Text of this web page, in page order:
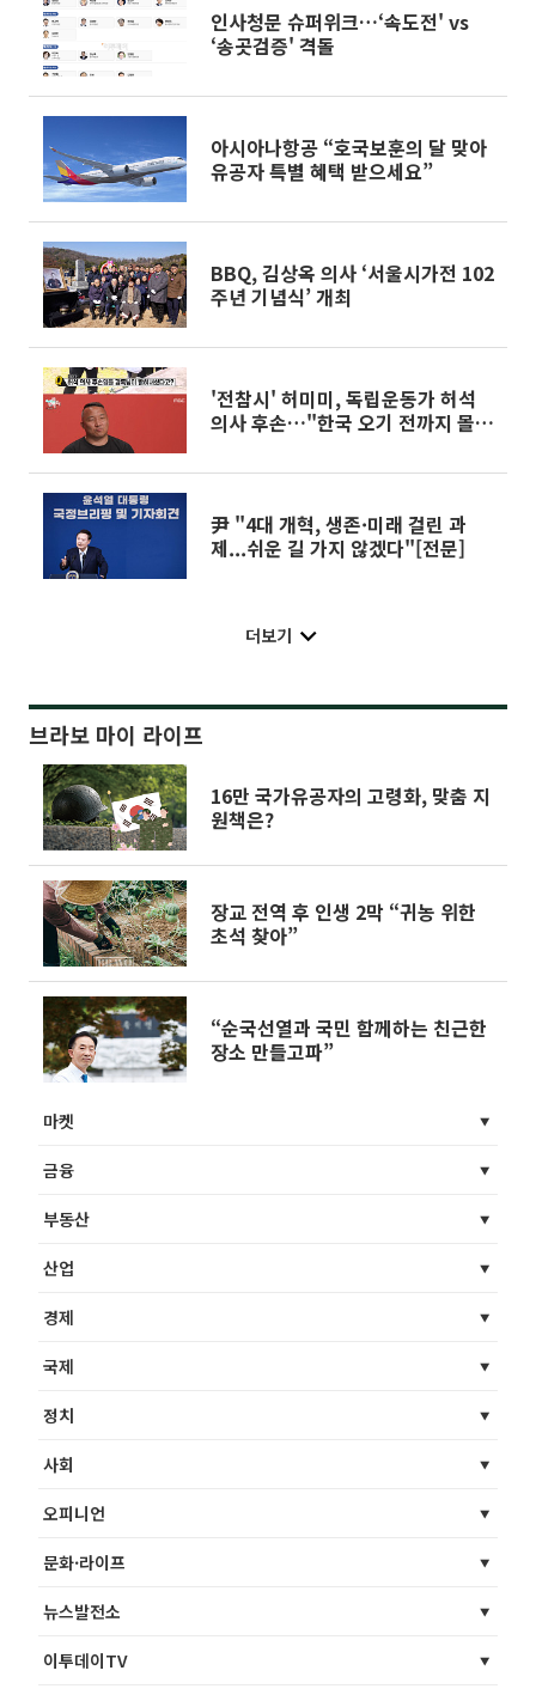
인사청문 슈퍼위크…‘속도전' vs
‘송곳검증' 격돌
아시아나항공 “호국보훈의 달 맞아
유공자 특별 혜택 받으세요”
BBQ, 김상옥 의사 ‘서울시가전 102
주년 기념식’ 개최
'전참시' 허미미, 독립운동가 허석
의사 후손…"한국 오기 전까지 몰
尹 "4대 개혁, 생존·미래 걸린 과
제...쉬운 길 가지 않겠다"[전문]
더보기
브라보 마이 라이프
16만 국가유공자의 고령화, 맞춤 지
원책은?
장교 전역 후 인생 2막 “귀농 위한
초석 찾아”
“순국선열과 국민 함께하는 친근한
장소 만들고파”
마켓
금융
부동산
산업
경제
국제
정치
사회
오피니언
문화·라이프
뉴스발전소
이투데이TV